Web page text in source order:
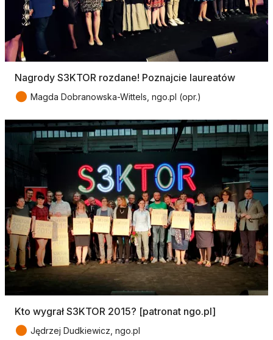
Nagrody S3KTOR rozdane! Poznajcie laureatów
● Magda Dobranowska-Wittels, ngo.pl (opr.)
Kto wygrał S3KTOR 2015? [patronat ngo.pl]
● Jędrzej Dudkiewicz, ngo.pl